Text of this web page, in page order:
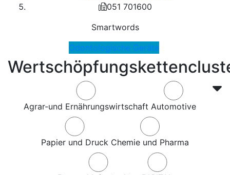
Agrar-und Ernährungswirtschaft Automotive
Papier und Druck Chemie und Pharma
051 701600
Smartwords
Odontologische Geräte